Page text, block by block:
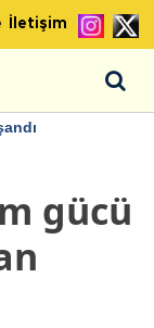
İletişim
gücü